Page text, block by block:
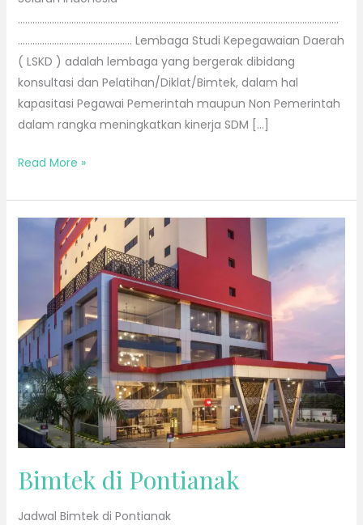
……………………………………………………………………………………………………………………
……………………………………….. Lembaga Studi Kepegawaian Daerah
( LSKD ) adalah lembaga yang bergerak dibidang
konsultasi dan Pelatihan/Diklat/Bimtek, dalam hal
kapasitasi Pegawai Pemerintah maupun Non Pemerintah
dalam rangka meningkatkan kinerja SDM […]
Read More »
Bimtek di Pontianak
Jadwal Bimtek di Pontianak
Bimtek
Pontianak